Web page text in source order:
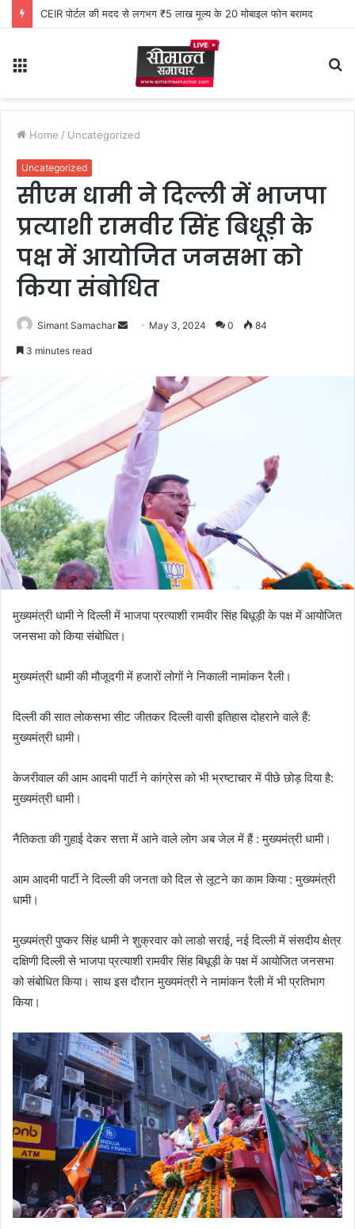
CEIR पोर्टल की मदद से लगभग ₹5 लाख मूल्य के 20 मोबाइल फोन बरामद
Home / Uncategorized
Uncategorized
सीएम धामी ने दिल्ली में भाजपा
प्रत्याशी रामवीर सिंह बिधूड़ी के
पक्ष में आयोजित जनसभा को
किया संबोधित
Simant Samachar
e
m
a
May 3, 2024 0 84
3 minutes read
मुख्यमंत्री धामी ने दिल्ली में भाजपा प्रत्याशी रामवीर सिंह बिधूड़ी के पक्ष में आयोजित
जनसभा को किया संबोधित।
मुख्यमंत्री धामी की मौजूदगी में हजारों लोगों ने निकाली नामांकन रैली।
दिल्ली की सात लोकसभा सीट जीतकर दिल्ली वासी इतिहास दोहराने वाले हैं:
मुख्यमंत्री धामी।
केजरीवाल की आम आदमी पार्टी ने कांग्रेस को भी भ्रष्टाचार में पीछे छोड़ दिया है:
मुख्यमंत्री धामी।
नैतिकता की गुहाई देकर सत्ता में आने वाले लोग अब जेल में हैं : मुख्यमंत्री धामी।
आम आदमी पार्टी ने दिल्ली की जनता को दिल से लूटने का काम किया : मुख्यमंत्री
धामी।
मुख्यमंत्री पुष्कर सिंह धामी ने शुक्रवार को लाडो सराई, नई दिल्ली में संसदीय क्षेत्र
दक्षिणी दिल्ली से भाजपा प्रत्याशी रामवीर सिंह बिधूड़ी के पक्ष में आयोजित जनसभा
को संबोधित किया। साथ इस दौरान मुख्यमंत्री ने नामांकन रैली में भी प्रतिभाग
किया।